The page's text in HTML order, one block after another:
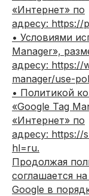
«Интернет» по
адресу: https://
• Условиями
Manager»,
адресу: https://
manager/use-
• Политикой
«Google Tag
«Интернет» по
адресу: https://
hl=ru.
Продолжая
соглашается
Google в